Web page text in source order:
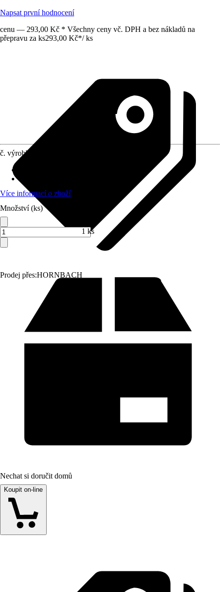
Napsat první hodnocení
cenu — 293,00 Kč * Všechny ceny vč. DPH a bez nákladů na
přepravu za ks293,00 Kč*/ ks
Prodej přes:HORNBACH
č. výrobku
Více informací o zboží
Množství (ks)
1 ks
Nechat si doručit domů
Koupit on-line